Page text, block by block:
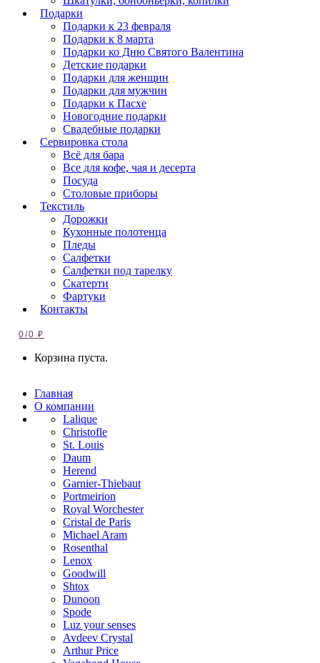
Подарки
Подарки к 23 февраля
Подарки к 8 марта
Подарки ко Дню Святого Валентина
Детские подарки
Подарки для женщин
Подарки для мужчин
Подарки к Пасхе
Новогодние подарки
Свадебные подарки
Сервировка стола
Всё для бара
Все для кофе, чая и десерта
Посуда
Столовые приборы
Текстиль
Дорожки
Кухонные полотенца
Пледы
Салфетки
Салфетки под тарелку
Скатерти
Фартуки
Контакты
0/0₽
Корзина пуста.
Главная
О компании
Lalique
Christofle
St. Louis
Daum
Herend
Garnier-Thiebaut
Portmeirion
Royal Worchester
Cristal de Paris
Michael Aram
Rosenthal
Lenox
Goodwill
Shtox
Dunoon
Spode
Luz your senses
Avdeev Crystal
Arthur Price